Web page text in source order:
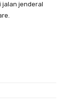
jalan jenderal